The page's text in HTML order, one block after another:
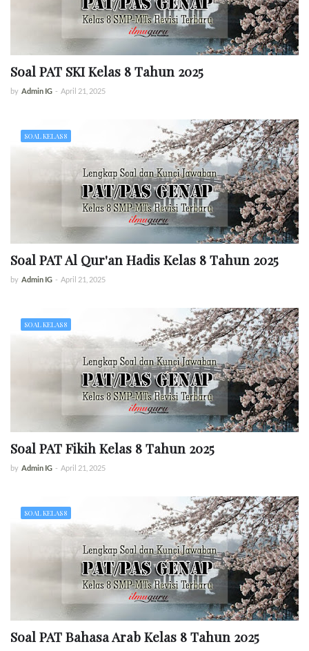
Soal PAT SKI Kelas 8 Tahun 2025
by Admin IG - April 21, 2025
SOAL KELAS 8
Soal PAT Al Qur'an Hadis Kelas 8 Tahun 2025
by Admin IG - April 21, 2025
SOAL KELAS 8
Soal PAT Fikih Kelas 8 Tahun 2025
by Admin IG - April 21, 2025
SOAL KELAS 8
Soal PAT Bahasa Arab Kelas 8 Tahun 2025